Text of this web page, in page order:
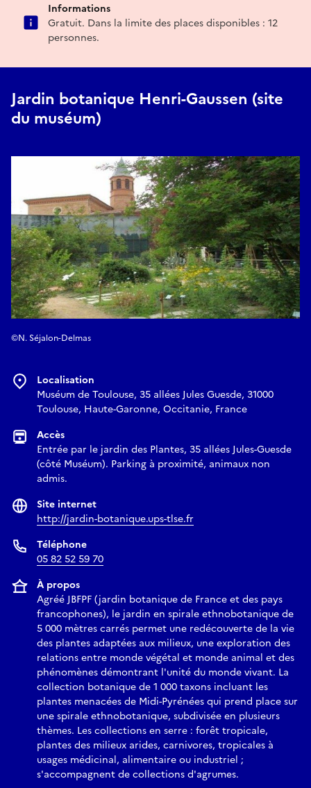
Informations
Gratuit. Dans la limite des places disponibles : 12
personnes.
Jardin botanique Henri-Gaussen (site
du muséum)
©N. Séjalon-Delmas
Localisation
Muséum de Toulouse, 35 allées Jules Guesde, 31000
Toulouse, Haute-Garonne, Occitanie, France
Accès
Entrée par le jardin des Plantes, 35 allées Jules-Guesde
(côté Muséum). Parking à proximité, animaux non
admis.
Site internet
http://jardin-botanique.ups-tlse.fr
Téléphone
05 82 52 59 70
À propos
Agréé JBFPF (jardin botanique de France et des pays
francophones), le jardin en spirale ethnobotanique de
5 000 mètres carrés permet une redécouverte de la vie
des plantes adaptées aux milieux, une exploration des
relations entre monde végétal et monde animal et des
phénomènes démontrant l'unité du monde vivant. La
collection botanique de 1 000 taxons incluant les
plantes menacées de Midi-Pyrénées qui prend place sur
une spirale ethnobotanique, subdivisée en plusieurs
thèmes. Les collections en serre : forêt tropicale,
plantes des milieux arides, carnivores, tropicales à
usages médicinal, alimentaire ou industriel ;
s'accompagnent de collections d'agrumes.